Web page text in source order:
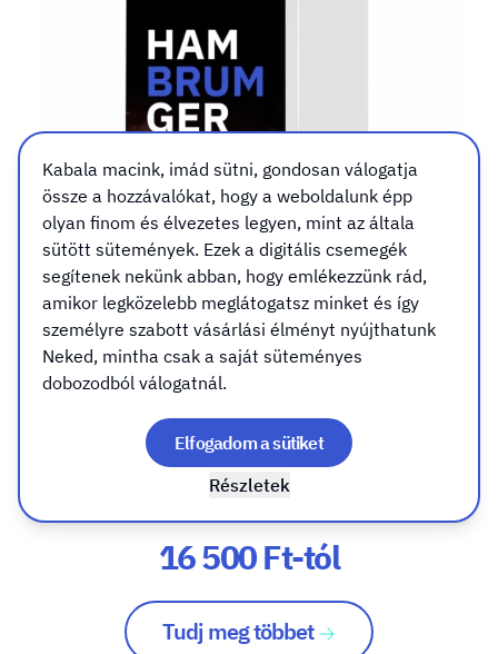
Roll up - Standard
A kötelező alapfelszereltség
16 500 Ft-tól
Tudj meg többet
Kabala macink, imád sütni, gondosan válogatja
össze a hozzávalókat, hogy a weboldalunk épp
olyan finom és élvezetes legyen, mint az általa
sütött sütemények. Ezek a digitális csemegék
segítenek nekünk abban, hogy emlékezzünk rád,
amikor legközelebb meglátogatsz minket és így
személyre szabott vásárlási élményt nyújthatunk
Neked, mintha csak a saját süteményes
dobozodból válogatnál.
Részletek
Elfogadom a sütiket